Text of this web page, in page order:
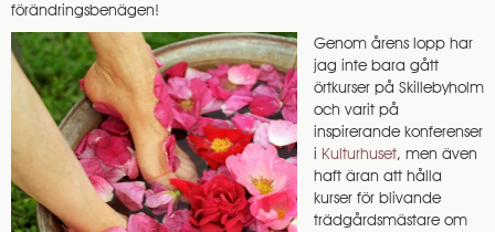
förändringsbenägen!
Genom årens lopp har
jag inte bara gått
örtkurser på Skillebyholm
och varit på
inspirerande konferenser
i Kulturhuset, men även
haft äran att hålla
kurser för blivande
trädgårdsmästare om